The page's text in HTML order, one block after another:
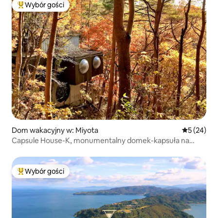
Najpopularniejsze z kategorii Wybór gości
Wybór gości
Dom wakacyjny w: Miyota Średnia
5 (24)
Capsule House-K, monumentalny domek-kapsuła na
Najpopularniejsze z kategorii Wybór gości
Wybór gości